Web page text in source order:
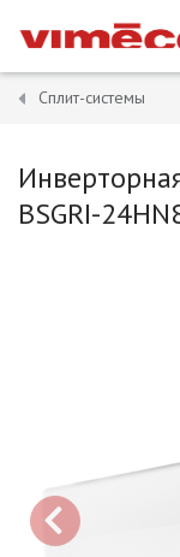
Сплит-системы
BSGRI-